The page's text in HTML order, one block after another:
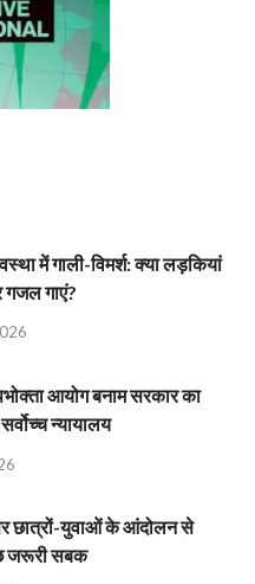
में गाली-विमर्श: क्या लड़कियां
गजल गाएं?
आयोग बनाम सरकार का
न्यायालय
छात्रों-युवाओं के आंदोलन से
जरूरी सबक